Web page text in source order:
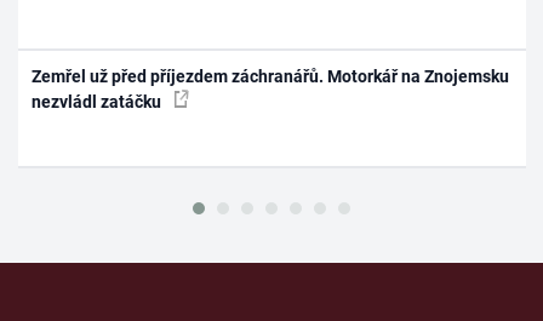
Zemřel už před příjezdem záchranářů. Motorkář na Znojemsku
nezvládl zatáčku